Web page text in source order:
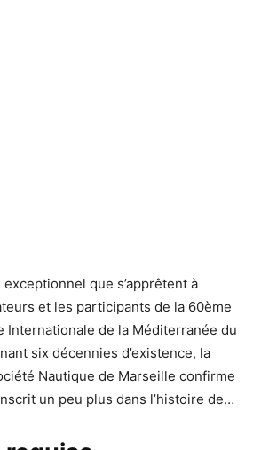
exceptionnel que s’apprêtent à
et les participants de la 60ème
Internationale de la Méditerranée du
six décennies d’existence, la
Nautique de Marseille confirme
un peu plus dans l’histoire de…